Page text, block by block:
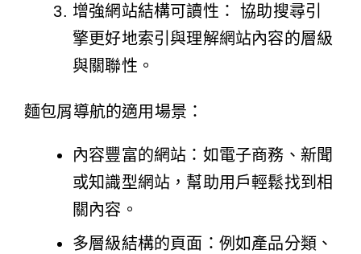
增強網站結構可讀性： 協助搜尋引
擎更好地索引與理解網站內容的層級
與關聯性。
麵包屑導航的適用場景：
內容豐富的網站：如電子商務、新聞
或知識型網站，幫助用戶輕鬆找到相
關內容。
多層級結構的頁面：例如產品分類、